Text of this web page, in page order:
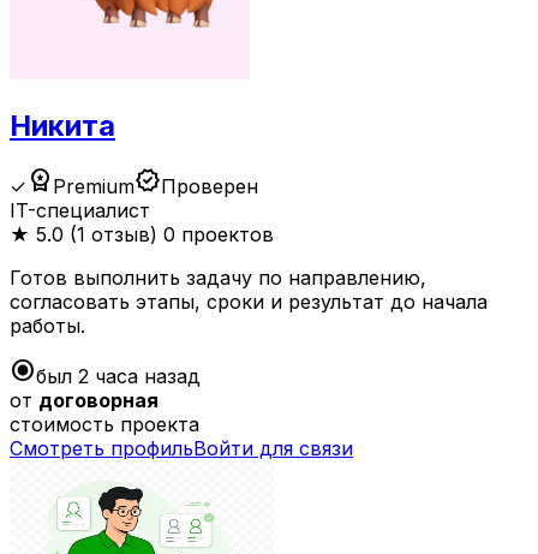
Никита
✓ workspace_premium PremiumverifiedПроверен
IT-специалист
★ 5.0 (1 отзыв) 0 проектов
Готов выполнить задачу по направлению,
согласовать этапы, сроки и результат до начала
работы.
radio_button_checkedбыл 2 часа назад
от договорная
стоимость проекта
Смотреть профильВойти для связи